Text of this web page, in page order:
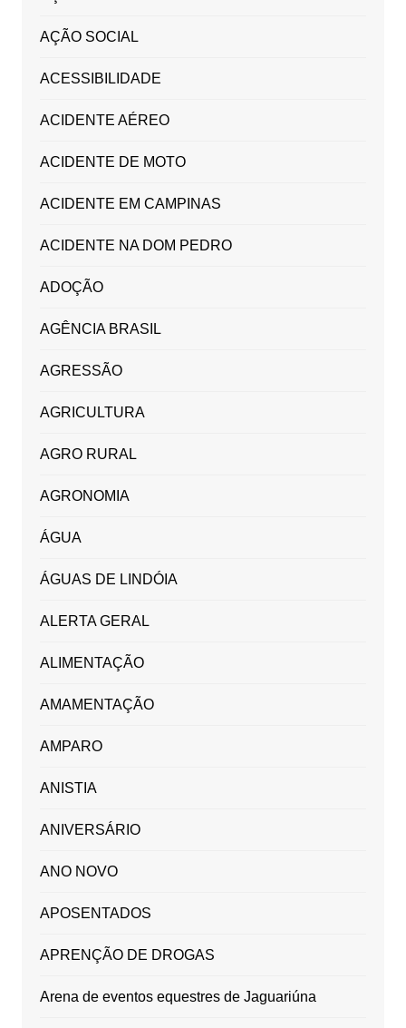
AÇÃO SOCIAL
ACESSIBILIDADE
ACIDENTE AÉREO
ACIDENTE DE MOTO
ACIDENTE EM CAMPINAS
ACIDENTE NA DOM PEDRO
ADOÇÃO
AGÊNCIA BRASIL
AGRESSÃO
AGRICULTURA
AGRO RURAL
AGRONOMIA
ÁGUA
ÁGUAS DE LINDÓIA
ALERTA GERAL
ALIMENTAÇÃO
AMAMENTAÇÃO
AMPARO
ANISTIA
ANIVERSÁRIO
ANO NOVO
APOSENTADOS
APRENÇÃO DE DROGAS
Arena de eventos equestres de Jaguariúna